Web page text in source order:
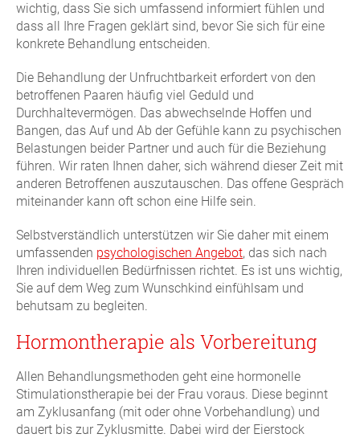
wichtig, dass Sie sich umfassend informiert fühlen und
dass all Ihre Fragen geklärt sind, bevor Sie sich für eine
konkrete Behandlung entscheiden.
Die Behandlung der Unfruchtbarkeit erfordert von den
betroffenen Paaren häufig viel Geduld und
Durchhaltevermögen. Das abwechselnde Hoffen und
Bangen, das Auf und Ab der Gefühle kann zu psychischen
Belastungen beider Partner und auch für die Beziehung
führen. Wir raten Ihnen daher, sich während dieser Zeit mit
anderen Betroffenen auszutauschen. Das offene Gespräch
miteinander kann oft schon eine Hilfe sein.
Selbstverständlich unterstützen wir Sie daher mit einem
umfassenden psychologischen Angebot, das sich nach
Ihren individuellen Bedürfnissen richtet. Es ist uns wichtig,
Sie auf dem Weg zum Wunschkind einfühlsam und
behutsam zu begleiten.
Hormontherapie als Vorbereitung
Allen Behandlungsmethoden geht eine hormonelle
Stimulationstherapie bei der Frau voraus. Diese beginnt
am Zyklusanfang (mit oder ohne Vorbehandlung) und
dauert bis zur Zyklusmitte. Dabei wird der Eierstock